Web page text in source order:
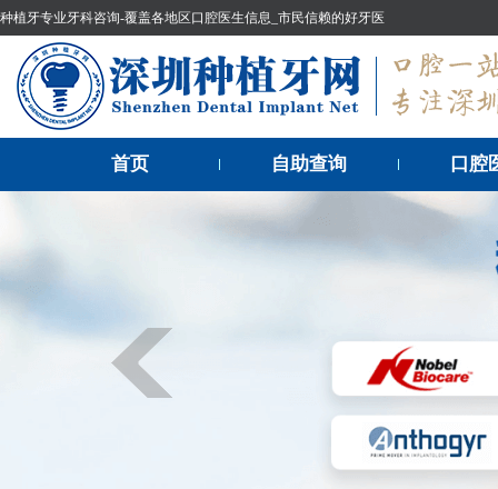
种植牙专业牙科咨询-覆盖各地区口腔医生信息_市民信赖的好牙医
首页 自助查询 口腔